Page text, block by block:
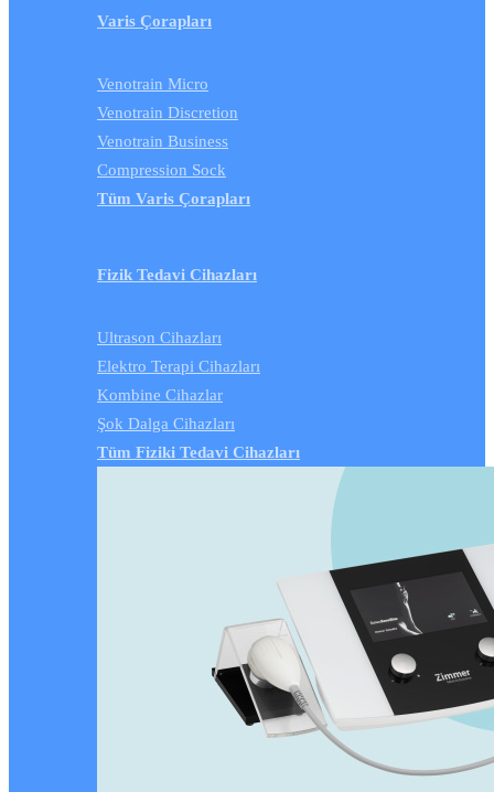
Varis Çorapları
Venotrain Micro
Venotrain Discretion
Venotrain Business
Compression Sock
Tüm Varis Çorapları
Fizik Tedavi Cihazları
Ultrason Cihazları
Elektro Terapi Cihazları
Kombine Cihazlar
Şok Dalga Cihazları
Tüm Fiziki Tedavi Cihazları